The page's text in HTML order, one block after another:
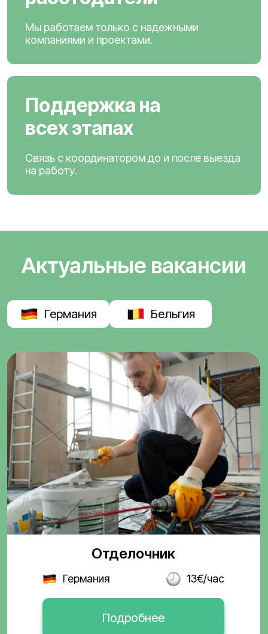
Мы работаем только с надежными
компаниями и проектами.
Поддержка на
всех этапах
Связь с координатором до и после выезда
на работу.
Актуальные вакансии
Германия Бельгия
Отделочник
Германия 13€/час
Подробнее